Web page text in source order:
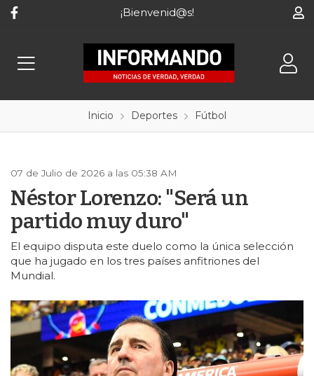
¡Bienvenid@s!
Inicio Deportes Fútbol
07 de Julio de 2026 a las 05:38 AM
Néstor Lorenzo: "Será un
partido muy duro"
El equipo disputa este duelo como la única selección
que ha jugado en los tres países anfitriones del
Mundial.